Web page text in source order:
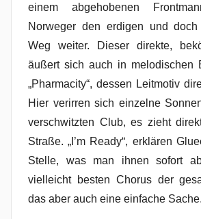
einem abgehobenen
Norweger den erdigen und
Weg weiter. Dieser direkte,
äußert sich auch in melodischen
„Pharmacity“, dessen Leitmotiv
Hier verirren sich einzelne
verschwitzten Club, es zieht
Straße. „I’m Ready“, erklären
Stelle, was man ihnen sofort
vielleicht besten Chorus der
das aber auch eine einfache Sache.